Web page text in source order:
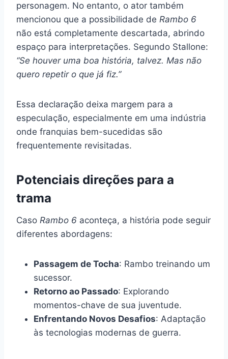
personagem. No entanto, o ator também
mencionou que a possibilidade de Rambo 6
não está completamente descartada, abrindo
espaço para interpretações. Segundo Stallone:
“Se houver uma boa história, talvez. Mas não
quero repetir o que já fiz.”
Essa declaração deixa margem para a
especulação, especialmente em uma indústria
onde franquias bem-sucedidas são
frequentemente revisitadas.
Potenciais direções para a
trama
Caso Rambo 6 aconteça, a história pode seguir
diferentes abordagens:
Passagem de Tocha: Rambo treinando um
sucessor.
Retorno ao Passado: Explorando
momentos-chave de sua juventude.
Enfrentando Novos Desafios: Adaptação
às tecnologias modernas de guerra.